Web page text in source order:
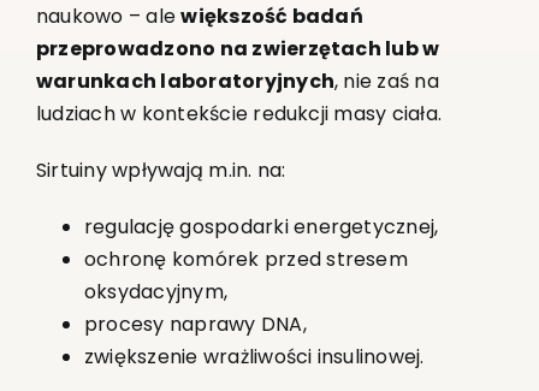
naukowo – alewiększość badań
przeprowadzono na zwierzętach lub w
warunkach laboratoryjnych, nie zaś na
ludziach w kontekście redukcji masy ciała.
Sirtuiny wpływają m.in. na:
regulację gospodarki energetycznej,
ochronę komórek przed stresem
oksydacyjnym,
procesy naprawy DNA,
zwiększenie wrażliwości insulinowej.